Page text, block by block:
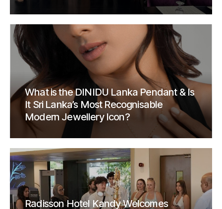
What is the DINIDU Lanka Pendant & Is
It Sri Lanka’s Most Recognisable
Modern Jewellery Icon?
Radisson Hotel Kandy Welcomes